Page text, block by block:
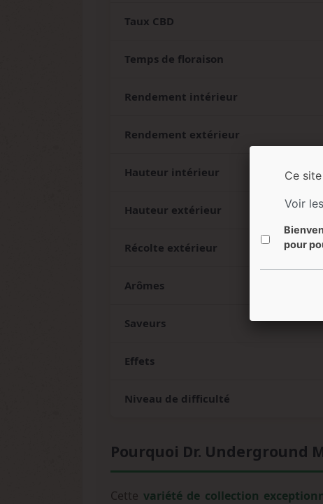
Taux CBD
Temps de floraison
Rendement intérieur
Rendement extérieur
Hauteur intérieur
Hauteur extérieur
Récolte extérieur
Arômes
Saveurs
Effets
Niveau de difficulté
Pourquoi Dr. Underground
Cette variété de collection
Ce
Voir
pour